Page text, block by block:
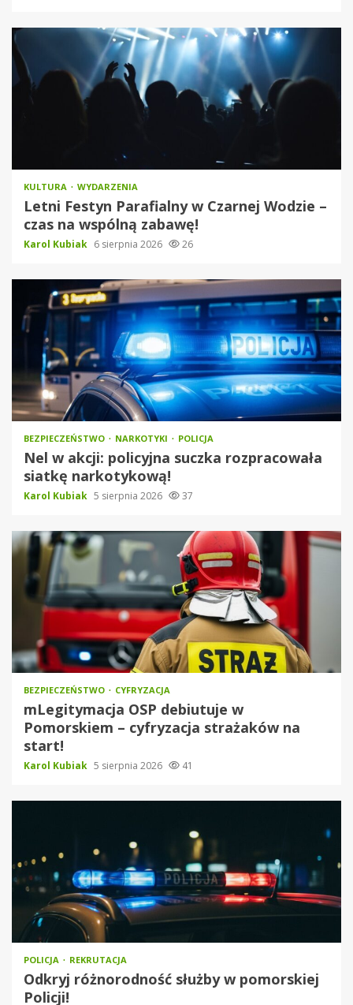
KULTURA WYDARZENIA
Letni Festyn Parafialny w Czarnej Wodzie –
czas na wspólną zabawę!
Karol Kubiak 6 sierpnia 2026 26
BEZPIECZEŃSTWO NARKOTYKI POLICJA
Nel w akcji: policyjna suczka rozpracowała
siatkę narkotykową!
Karol Kubiak 5 sierpnia 2026 37
BEZPIECZEŃSTWO CYFRYZACJA
mLegitymacja OSP debiutuje w
Pomorskiem – cyfryzacja strażaków na
start!
Karol Kubiak 5 sierpnia 2026 41
POLICJA REKRUTACJA
Odkryj różnorodność służby w pomorskiej
Policji!